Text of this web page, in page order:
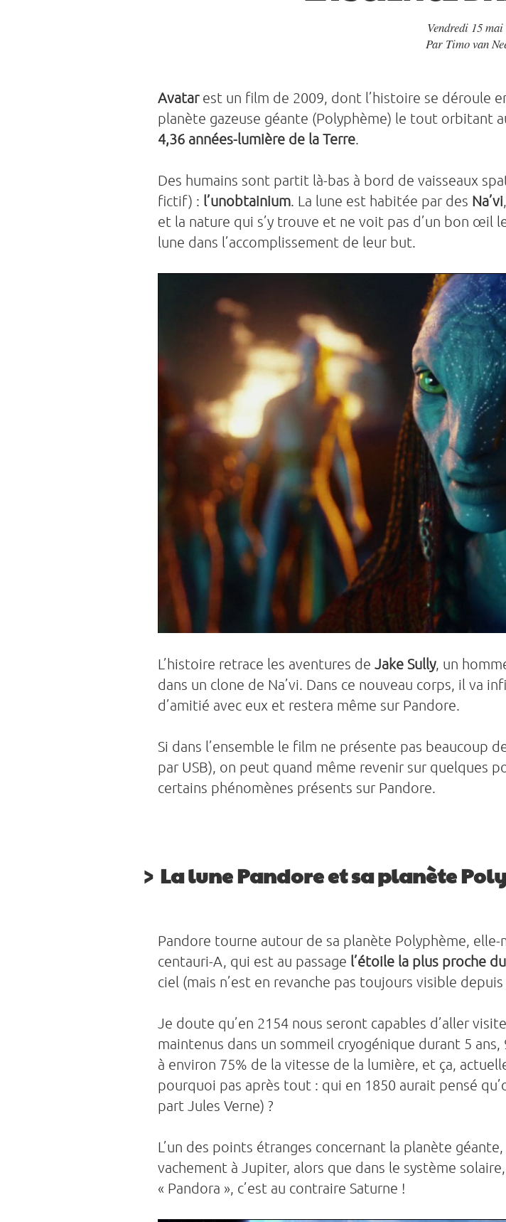
Vendredi 15 mai
Par Timo van
Avatarest un film de 2009, dont l’histoire se déroule
planète gazeuse géante (Polyphème) le tout orbitant
4,36 années-lumière de la Terre.
Des humains sont partit là-bas à bord de vaisseaux
fictif) : l’unobtainium. La lune est habitée par des Na’vi
et la nature qui s’y trouve et ne voit pas d’un bon œil
lune dans l’accomplissement de leur but.
L’histoire retrace les aventures de Jake Sully, un
dans un clone de Na’vi. Dans ce nouveau corps, il va
d’amitié avec eux et restera même sur Pandore.
Si dans l’ensemble le film ne présente pas beaucoup
par USB), on peut quand même revenir sur quelques
certains phénomènes présents sur Pandore.
La lune Pandore et sa planète
Pandore tourne autour de sa planète Polyphème,
centauri-A, qui est au passage l’étoile la plus proche
ciel (mais n’est en revanche pas toujours visible
Je doute qu’en 2154 nous seront capables d’aller
maintenus dans un sommeil cryogénique durant 5
à environ 75% de la vitesse de la lumière, et ça,
pourquoi pas après tout : qui en 1850 aurait pensé
part Jules Verne) ?
L’un des points étranges concernant la planète
vachement à Jupiter, alors que dans le système
« Pandora », c’est au contraire Saturne !